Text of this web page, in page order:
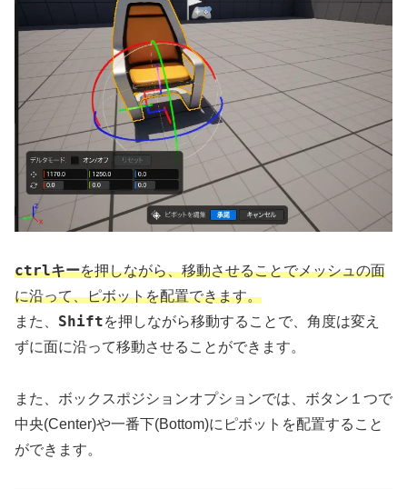
ctrlキーを押しながら、移動させることでメッシュの面
に沿って、ピボットを配置できます。
また、 Shiftを押しながら移動することで、角度は変え
ずに面に沿って移動させることができます。
また、ボックスポジションオプションでは、ボタン１つで
中央(Center)や一番下(Bottom)にピボットを配置すること
ができます。